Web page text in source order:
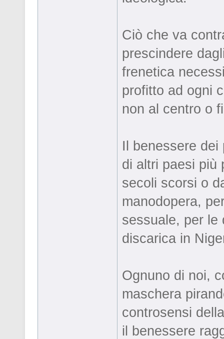
Ciò che va
prescindere
frenetica
profitto ad ogni
non al centro o
Il benessere
di altri paesi più
secoli scorsi o
manodopera,
sessuale, per le
discarica in
Ognuno di noi,
maschera
controsensi
il benessere